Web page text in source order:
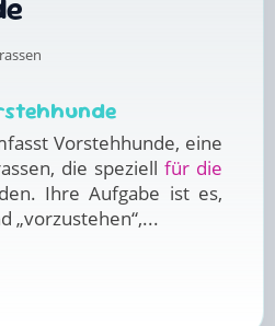
Vorstehhunde, eine
die speziell für die
Ihre Aufgabe ist es,
„vorzustehen“,...